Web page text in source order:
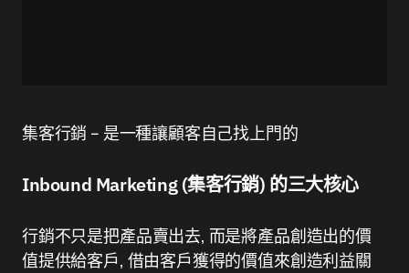
集客行銷 – 是一種讓顧客自己找上門的
Inbound Marketing (集客行銷) 的三大核心
行銷不只是把產品賣出去, 而是將產品創造出的價
值提供給客戶, 借由客戶獲得的價值來創造利益關